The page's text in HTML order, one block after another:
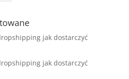
jak dostarczyć
jak dostarczyć